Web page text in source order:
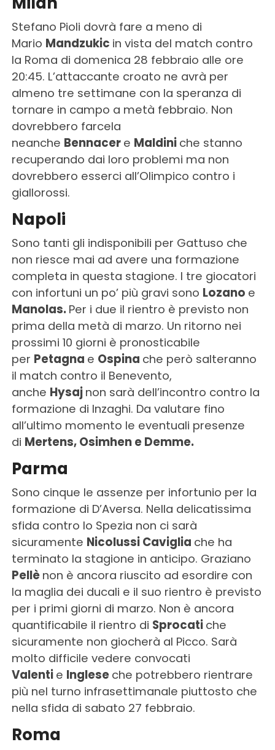
Stefano Pioli dovrà fare a meno di
Mario Mandzukic in vista del match contro
la Roma di domenica 28 febbraio alle ore
20:45. L’attaccante croato ne avrà per
almeno tre settimane con la speranza di
tornare in campo a metà febbraio. Non
dovrebbero farcela
neanche Bennacer e Maldini che stanno
recuperando dai loro problemi ma non
dovrebbero esserci all’Olimpico contro i
giallorossi.
Napoli
Sono tanti gli indisponibili per Gattuso che
non riesce mai ad avere una formazione
completa in questa stagione. I tre giocatori
con infortuni un po’ più gravi sono Lozano e
Manolas. Per i due il rientro è previsto non
prima della metà di marzo. Un ritorno nei
prossimi 10 giorni è pronosticabile
per Petagna e Ospina che però salteranno
il match contro il Benevento,
anche Hysaj non sarà dell’incontro contro la
formazione di Inzaghi. Da valutare fino
all’ultimo momento le eventuali presenze
di Mertens, Osimhen e Demme.
Parma
Sono cinque le assenze per infortunio per la
formazione di D’Aversa. Nella delicatissima
sfida contro lo Spezia non ci sarà
sicuramente Nicolussi Caviglia che ha
terminato la stagione in anticipo. Graziano
Pellè non è ancora riuscito ad esordire con
la maglia dei ducali e il suo rientro è previsto
per i primi giorni di marzo. Non è ancora
quantificabile il rientro di Sprocati che
sicuramente non giocherà al Picco. Sarà
molto difficile vedere convocati
Valenti e Inglese che potrebbero rientrare
più nel turno infrasettimanale piuttosto che
nella sfida di sabato 27 febbraio.
Roma